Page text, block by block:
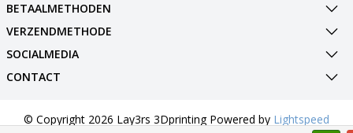
BETAALMETHODEN
VERZENDMETHODE
SOCIALMEDIA
CONTACT
© Copyright 2026 Lay3rs 3Dprinting Powered by Lightspeed